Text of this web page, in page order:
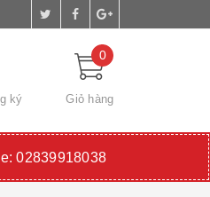
ký
0
Giỏ hàng
02839918038